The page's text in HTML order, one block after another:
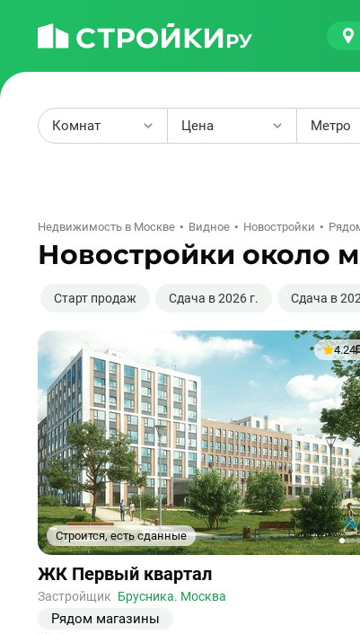
Комнат Цена Метро
Недвижимость в Москве Видное Новостройки
Новостройки около
Старт продаж Сдача в 2026 г. Сдача в
Строится, есть сданные
4.24
123
Ссылка
на
объект
ЖК Первый квартал
Застройщик Брусника. Москва
Рядом магазины